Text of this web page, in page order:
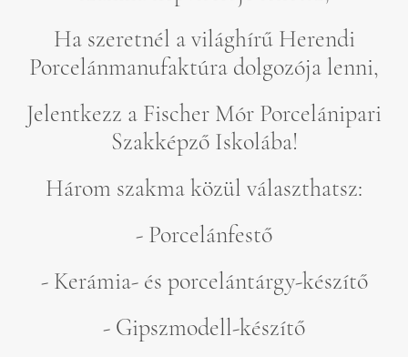
Ha szeretnél a világhírű Herendi
Porcelánmanufaktúra dolgozója lenni,
Jelentkezz a Fischer Mór Porcelánipari
Szakképző Iskolába!
Három szakma közül választhatsz:
- Porcelánfestő
- Kerámia- és porcelántárgy-készítő
- Gipszmodell-készítő